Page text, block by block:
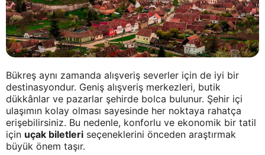
Bükreş aynı zamanda alışveriş severler için de iyi bir
destinasyondur. Geniş alışveriş merkezleri, butik
dükkânlar ve pazarlar şehirde bolca bulunur. Şehir içi
ulaşımın kolay olması sayesinde her noktaya rahatça
erişebilirsiniz. Bu nedenle, konforlu ve ekonomik bir tatil
için uçak biletleri seçeneklerini önceden araştırmak
büyük önem taşır.